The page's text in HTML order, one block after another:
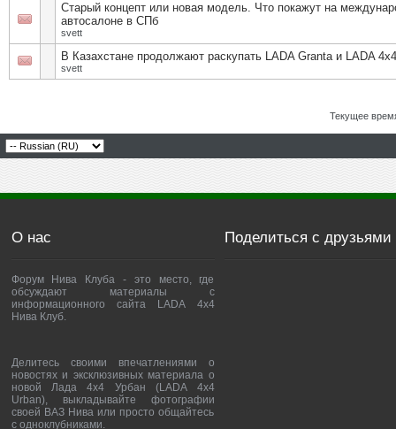
Старый концепт или новая модель. Что покажут на
автосалоне в СПб
svett
В Казахстане продолжают раскупать LADA Granta и LADA 4х4
svett
Текущее
О нас
Форум Нива Клуба - это место, где
обсуждают материалы с
информационного сайта LADA 4x4
Нива Клуб.
Делитесь своими впечатлениями о
новостях и эксклюзивных материала о
новой Лада 4х4 Урбан (LADA 4x4
Urban), выкладывайте фотографии
своей ВАЗ Нива или просто общайтесь
с одноклубниками.
Поделиться с друзьями